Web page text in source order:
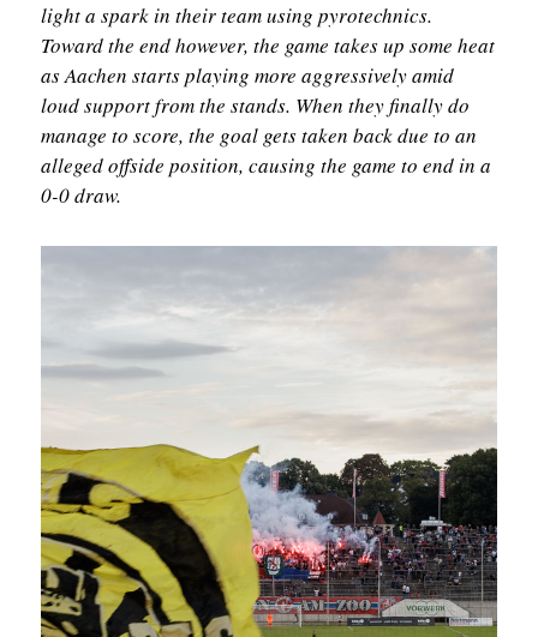
light a spark in their team using pyrotechnics.
Toward the end however, the game takes up some heat
as Aachen starts playing more aggressively amid
loud support from the stands. When they finally do
manage to score, the goal gets taken back due to an
alleged offside position, causing the game to end in a
0-0 draw.